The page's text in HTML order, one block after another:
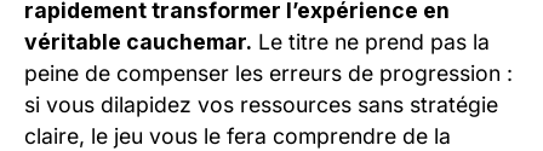
rapidement transformer l’expérience en
véritable cauchemar. Le titre ne prend pas la
peine de compenser les erreurs de progression :
si vous dilapidez vos ressources sans stratégie
claire, le jeu vous le fera comprendre de la